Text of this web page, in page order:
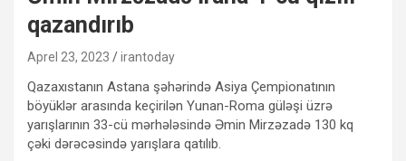
qazandırıb
Aprel 23, 2023 irantoday
Qazaxıstanın Astana şəhərində Asiya Çempionatının
böyüklər arasında keçirilən Yunan-Roma güləşi üzrə
yarışlarının 33-cü mərhələsində Əmin Mirzəzadə 130 kq
çəki dərəcəsində yarışlara qatılıb.